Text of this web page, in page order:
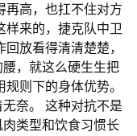
再高，也扛不住对方
样来的，捷克队中卫
放看得清清楚楚，
，就这么硬生生把
则下的身体优势。
奈。 这种对抗不是
类型和饮食习惯长